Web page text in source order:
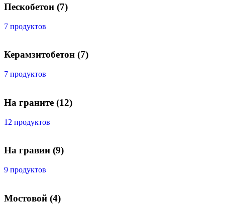
Пескобетон (7)
7 продуктов
Керамзитобетон (7)
7 продуктов
На граните (12)
12 продуктов
На гравии (9)
9 продуктов
Мостовой (4)